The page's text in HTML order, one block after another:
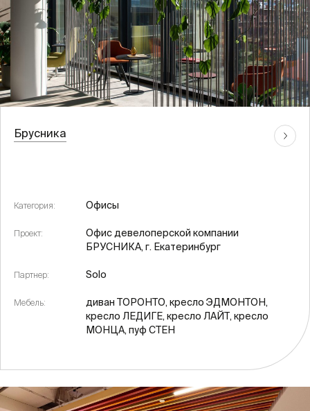
Брусника
Категория: Офисы
Проект:
Офис девелоперской компании
БРУСНИКА, г. Екатеринбург
Партнер: Solo
Мебель:
диван ТОРОНТО, кресло ЭДМОНТОН,
кресло ЛЕДИГЕ, кресло ЛАЙТ, кресло
МОНЦА, пуф СТЕН